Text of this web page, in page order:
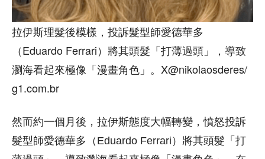
拉伊斯理髮後模樣，投訴髮型師愛德華多
（Eduardo Ferrari）將其頭髮「打薄過頭」，導致
瀏海看起來極像「漫畫角色」。X@nikolaosderes/
g1.com.br
然而約一個月後，拉伊斯態度大幅轉變，憤怒投訴
髮型師愛德華多（Eduardo Ferrari）將其頭髮「打